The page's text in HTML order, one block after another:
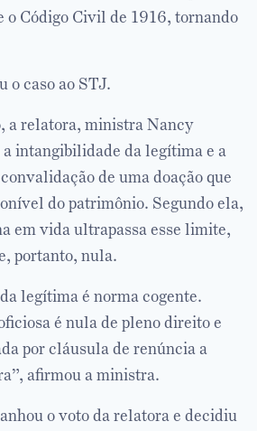
o Código Civil de 1916, tornando
o caso ao STJ.
a relatora, ministra Nancy
intangibilidade da legítima e a
de uma doação que
do patrimônio. Segundo ela,
em vida ultrapassa esse limite,
portanto, nula.
legítima é norma cogente.
é nula de pleno direito e
por cláusula de renúncia a
afirmou a ministra.
o voto da relatora e decidiu